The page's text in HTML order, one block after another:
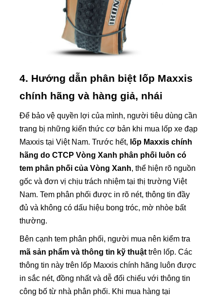
4. Hướng dẫn phân biệt lốp Maxxis
chính hãng và hàng giả, nhái
Để bảo vệ quyền lợi của mình, người tiêu dùng cần
trang bị những kiến thức cơ bản khi mua lốp xe đạp
Maxxis tại Việt Nam. Trước hết, lốp Maxxis chính
hãng do CTCP Vòng Xanh phân phối luôn có
tem phân phối của Vòng Xanh, thể hiện rõ nguồn
gốc và đơn vị chịu trách nhiệm tại thị trường Việt
Nam. Tem phân phối được in rõ nét, thông tin đầy
đủ và không có dấu hiệu bong tróc, mờ nhòe bất
thường.
Bên cạnh tem phân phối, người mua nên kiểm tra
mã sản phẩm và thông tin kỹ thuật trên lốp. Các
thông tin này trên lốp Maxxis chính hãng luôn được
in sắc nét, đồng nhất và dễ đối chiếu với thông tin
công bố từ nhà phân phối. Khi mua hàng tại